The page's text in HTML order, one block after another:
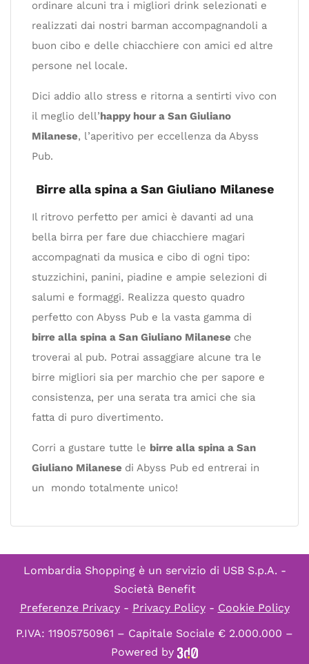
ordinare alcuni tra i migliori drink selezionati e
realizzati dai nostri barman accompagnandoli a
buon cibo e delle chiacchiere con amici ed altre
persone nel locale.
Dici addio allo stress e ritorna a sentirti vivo con
il meglio dell’happy hour a San Giuliano
Milanese, l’aperitivo per eccellenza da Abyss
Pub.
Birre alla spina a San Giuliano Milanese
Il ritrovo perfetto per amici è davanti ad una
bella birra per fare due chiacchiere magari
accompagnati da musica e cibo di ogni tipo:
stuzzichini, panini, piadine e ampie selezioni di
salumi e formaggi. Realizza questo quadro
perfetto con Abyss Pub e la vasta gamma di
birre alla spina a San Giuliano Milanese che
troverai al pub. Potrai assaggiare alcune tra le
birre migliori sia per marchio che per sapore e
consistenza, per una serata tra amici che sia
fatta di puro divertimento.
Corri a gustare tutte le birre alla spina a San
Giuliano Milanese di Abyss Pub ed entrerai in
un mondo totalmente unico!
Lombardia Shopping è un servizio di USB S.p.A. -
Società Benefit
Preferenze Privacy- Privacy Policy- Cookie Policy
P.IVA: 11905750961 – Capitale Sociale € 2.000.000 –
Powered by